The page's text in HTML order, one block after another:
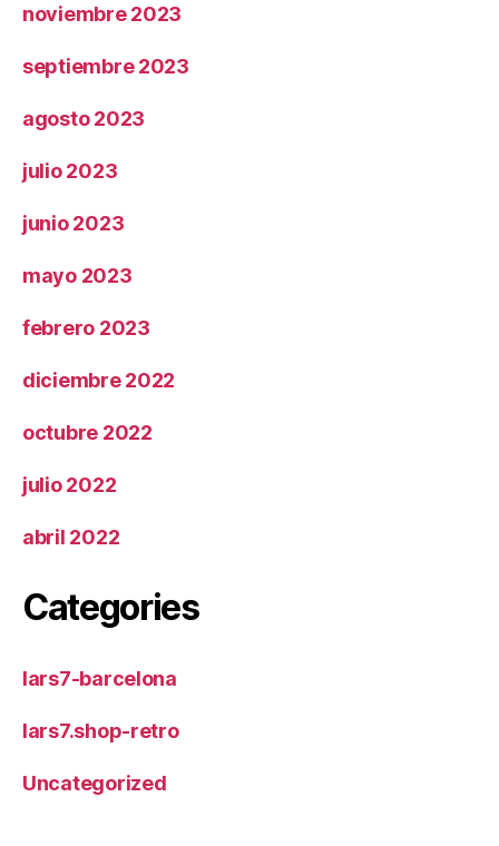
noviembre 2023
septiembre 2023
agosto 2023
julio 2023
junio 2023
mayo 2023
febrero 2023
diciembre 2022
octubre 2022
julio 2022
abril 2022
Categories
lars7-barcelona
lars7.shop-retro
Uncategorized